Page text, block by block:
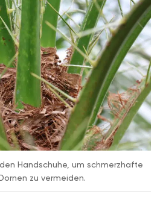
Handschuhe, um schmerzhafte
zu vermeiden.